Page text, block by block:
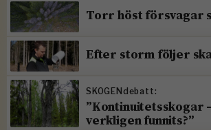
Torr höst försvagar
Efter storm följer
SKOGENdebatt:
”Kontinuitetsskogar
verkligen funnits?”